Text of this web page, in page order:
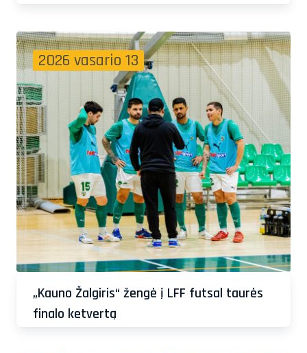
2026 vasario 13
„Kauno Žalgiris“ žengė į LFF futsal taurės
finalo ketvertą